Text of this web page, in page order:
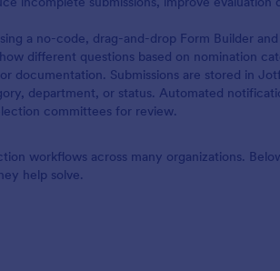
a no-code, drag-and-drop Form Builder
different questions based on nomination
Submissions are stored in
department, or status. Automated
committees for review.
workflows across many organizations.
help solve.